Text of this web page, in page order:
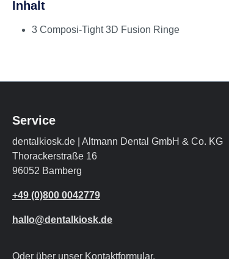
Inhalt
3 Composi-Tight 3D Fusion Ringe
Service
dentalkiosk.de | Altmann Dental GmbH & Co. KG
Thorackerstraße 16
96052 Bamberg
+49 (0)800 0042779
hallo@dentalkiosk.de
Oder über unser Kontaktformular.